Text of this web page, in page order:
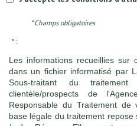
* Champs obligatoires
* :
Les informations recueillies sur
dans un fichier informatisé par
Sous-traitant du
clientèle/prospects de
Responsable du Traitement de
base légale du traitement